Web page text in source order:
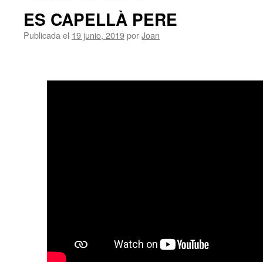
ES CAPELLÀ PERE
Publicada el 19 junio, 2019porJoan